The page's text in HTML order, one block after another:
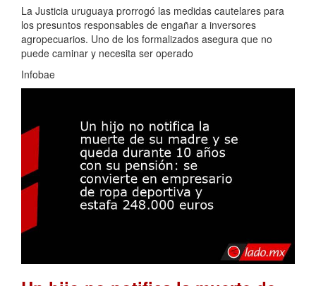
La Justicia uruguaya prorrogó las medidas cautelares para
los presuntos responsables de engañar a inversores
agropecuarios. Uno de los formalizados asegura que no
puede caminar y necesita ser operado
Infobae